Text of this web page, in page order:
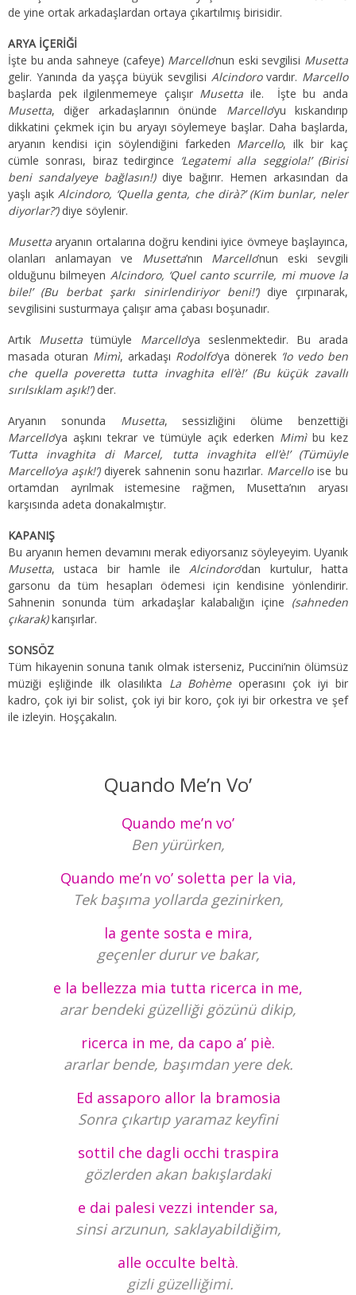
de yine ortak arkadaşlardan ortaya çıkartılmış birisidir.
ARYA İÇERİĞİ
İşte bu anda sahneye (cafeye) Marcello’nun eski sevgilisi Musetta
gelir. Yanında da yaşça büyük sevgilisi Alcindorovardır. Marcello
başlarda pek ilgilenmemeye çalışır Musetta ile. İşte bu anda
Musetta, diğer arkadaşlarının önünde Marcello’yu kıskandırıp
dikkatini çekmek için bu aryayı söylemeye başlar. Daha başlarda,
aryanın kendisi için söylendiğini farkeden Marcello, ilk bir kaç
cümle sonrası, biraz tedirgince ‘Legatemi alla seggiola!’ (Birisi
beni sandalyeye bağlasın!) diye bağırır. Hemen arkasından da
yaşlı aşıkAlcindoro, ‘Quella genta, che dirà?’ (Kim bunlar, neler
diyorlar?’)diye söylenir.
Musetta aryanın ortalarına doğru kendini iyice övmeye başlayınca,
olanları anlamayan ve Musetta’nın Marcello’nun eski sevgili
olduğunu bilmeyen Alcindoro, ‘Quel canto scurrile, mi muove la
bile!’ (Bu berbat şarkı sinirlendiriyor beni!’)diye çırpınarak,
sevgilisini susturmaya çalışır ama çabası boşunadır.
Artık Musettatümüyle Marcello’ya seslenmektedir. Bu arada
masada oturan Mimì, arkadaşı Rodolfo’ya dönerek ‘Io vedo ben
che quella poveretta tutta invaghita ell’è!’ (Bu küçük zavallı
sırılsıklam aşık!’) der.
Aryanın sonunda Musetta, sessizliğini ölüme benzettiği
Marcello’ya aşkını tekrar ve tümüyle açık ederken Mimìbu kez
‘Tutta invaghita di Marcel, tutta invaghita ell’è!’ (Tümüyle
Marcello’ya aşık!’) diyerek sahnenin sonu hazırlar. Marcelloise bu
ortamdan ayrılmak istemesine rağmen, Musetta’nın aryası
karşısında adeta donakalmıştır.
KAPANIŞ
Bu aryanın hemen devamını merak ediyorsanız söyleyeyim. Uyanık
Musetta, ustaca bir hamle ile Alcindoro’dan kurtulur, hatta
garsonu da tüm hesapları ödemesi için kendisine yönlendirir.
Sahnenin sonunda tüm arkadaşlar kalabalığın içine (sahneden
çıkarak)karışırlar.
SONSÖZ
Tüm hikayenin sonuna tanık olmak isterseniz, Puccini’nin ölümsüz
müziği eşliğinde ilk olasılıkta La Bohèmeoperasını çok iyi bir
kadro, çok iyi bir solist, çok iyi bir koro, çok iyi bir orkestra ve şef
ile izleyin. Hoşçakalın.
Quando Me’n Vo’
Quando me’n vo’
Ben yürürken,
Quando me’n vo’ soletta per la via,
Tek başıma yollarda gezinirken,
la gente sosta e mira,
geçenler durur ve bakar,
e la bellezza mia tutta ricerca in me,
arar bendeki güzelliği gözünü dikip,
ricerca in me, da capo a’ piè.
ararlar bende, başımdan yere dek.
Ed assaporo allor la bramosia
Sonra çıkartıp yaramaz keyfini
sottil che dagli occhi traspira
gözlerden akan bakışlardaki
e dai palesi vezzi intender sa,
sinsi arzunun, saklayabildiğim,
alle occulte beltà.
gizli güzelliğimi.